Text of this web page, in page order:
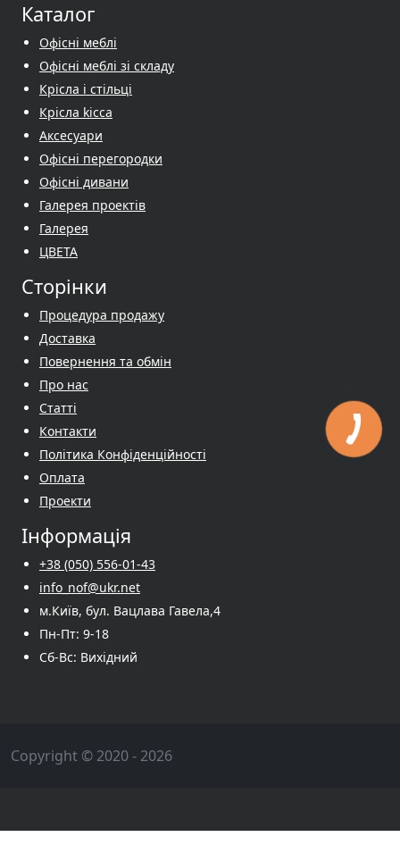
Каталог
Офісні меблі
Офісні меблі зі складу
Крісла і стільці
Крісла kicca
Аксесуари
Офісні перегородки
Офісні дивани
Галерея проектів
Галерея
ЦВЕТА
Сторінки
Процедура продажу
Доставка
Повернення та обмін
Про нас
Cтатті
Контакти
Політика Конфіденційності
Оплата
Проекти
Інформація
+38 (050) 556-01-43
info_nof@ukr.net
м.Київ, бул. Вацлава Гавела,4
Пн-Пт: 9-18
Сб-Вс: Вихідний
Copyright © 2020 - 2026